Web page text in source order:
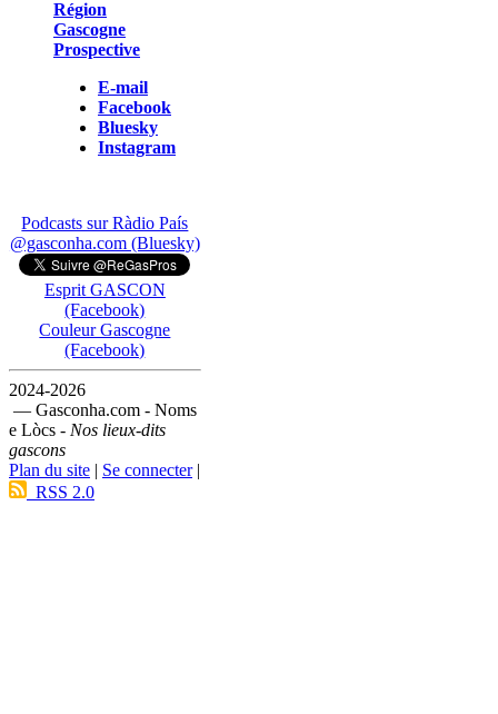
Région
Gascogne
Prospective
E-mail
Facebook
Bluesky
Instagram
Podcasts sur Ràdio País
@gasconha.com (Bluesky)
Esprit GASCON
(Facebook)
Couleur Gascogne
(Facebook)
2024-2026
— Gasconha.com - Noms
e Lòcs - Nos lieux-dits
gascons
Plan du site | Se connecter|
RSS 2.0